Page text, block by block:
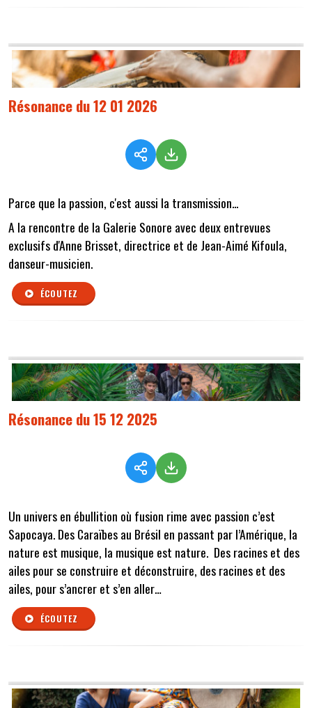
Résonance du 12 01 2026
Parce que la passion, c'est aussi la transmission...
A la rencontre de la Galerie Sonore avec deux entrevues
exclusifs d'Anne Brisset, directrice et de Jean-Aimé Kifoula,
danseur-musicien.
ÉCOUTEZ
Résonance du 15 12 2025
Un univers en ébullition où fusion rime avec passion c’est
Sapocaya. Des Caraïbes au Brésil en passant par l’Amérique, la
nature est musique, la musique est nature. Des racines et des
ailes pour se construire et déconstruire, des racines et des
ailes, pour s’ancrer et s’en aller…
ÉCOUTEZ